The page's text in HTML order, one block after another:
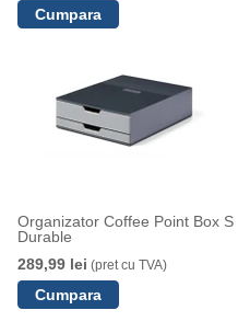
Organizator Coffee Point Box S
Durable
289,99 lei (pret cu TVA)